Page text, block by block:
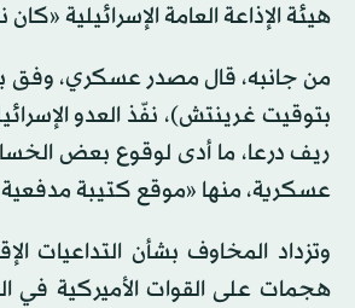
هيئة الإذاعة العامة الإسرائيلية
بتوقيت غرينتش)، نفّذ العدو
ريف درعا، ما أدى لوقوع بعض
عسكرية، منها «موقع كتيبة
وتزداد المخاوف بشأن
هجمات على القوات الأميركية في